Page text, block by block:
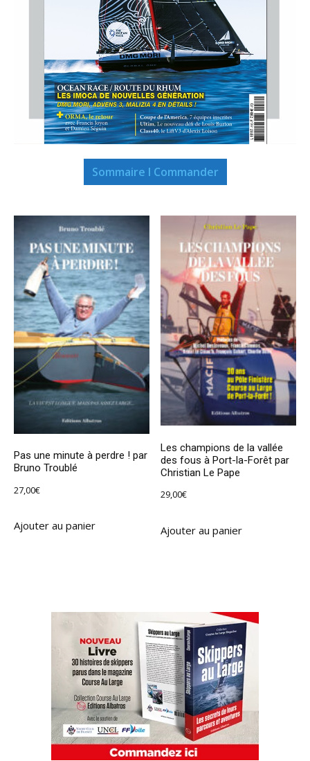
Sommaire I Commander
Pas une minute à perdre ! par
Bruno Troublé
27,00€
Ajouter au panier
Les champions de la vallée
des fous à Port-la-Forêt par
Christian Le Pape
29,00€
Ajouter au panier